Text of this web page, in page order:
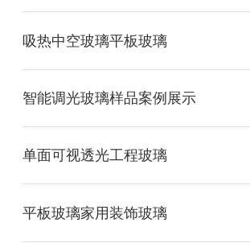
吸热中空玻璃平板玻璃
智能调光玻璃样品案例展示
单面可视透光工程玻璃
平板玻璃家用装饰玻璃